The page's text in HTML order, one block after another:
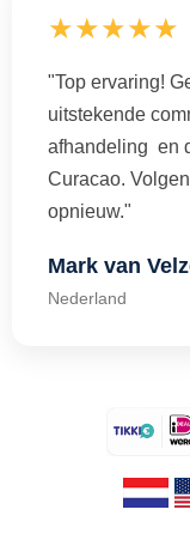
★★★★★
"Top ervaring!
uitstekende
afhandeling en
Curacao.
opnieuw."
Mark van
Nederland